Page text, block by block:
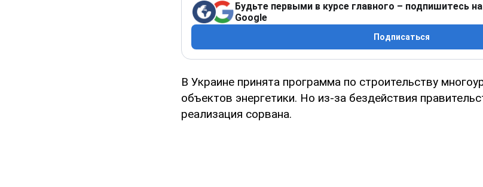
Будьте первыми в курсе главного – подпишитесь
Google
Подписаться
В Украине принята программа по строительству
объектов энергетики. Но из-за бездействия
реализация сорвана.